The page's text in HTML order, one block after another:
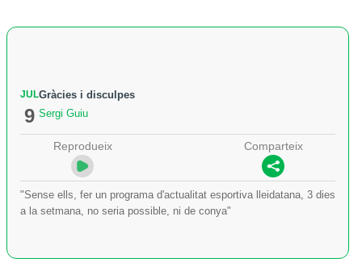
JUL
9
Gràcies i disculpes
Sergi Guiu
Reprodueix Comparteix
"Sense ells, fer un programa d'actualitat esportiva lleidatana, 3 dies
a la setmana, no seria possible, ni de conya"